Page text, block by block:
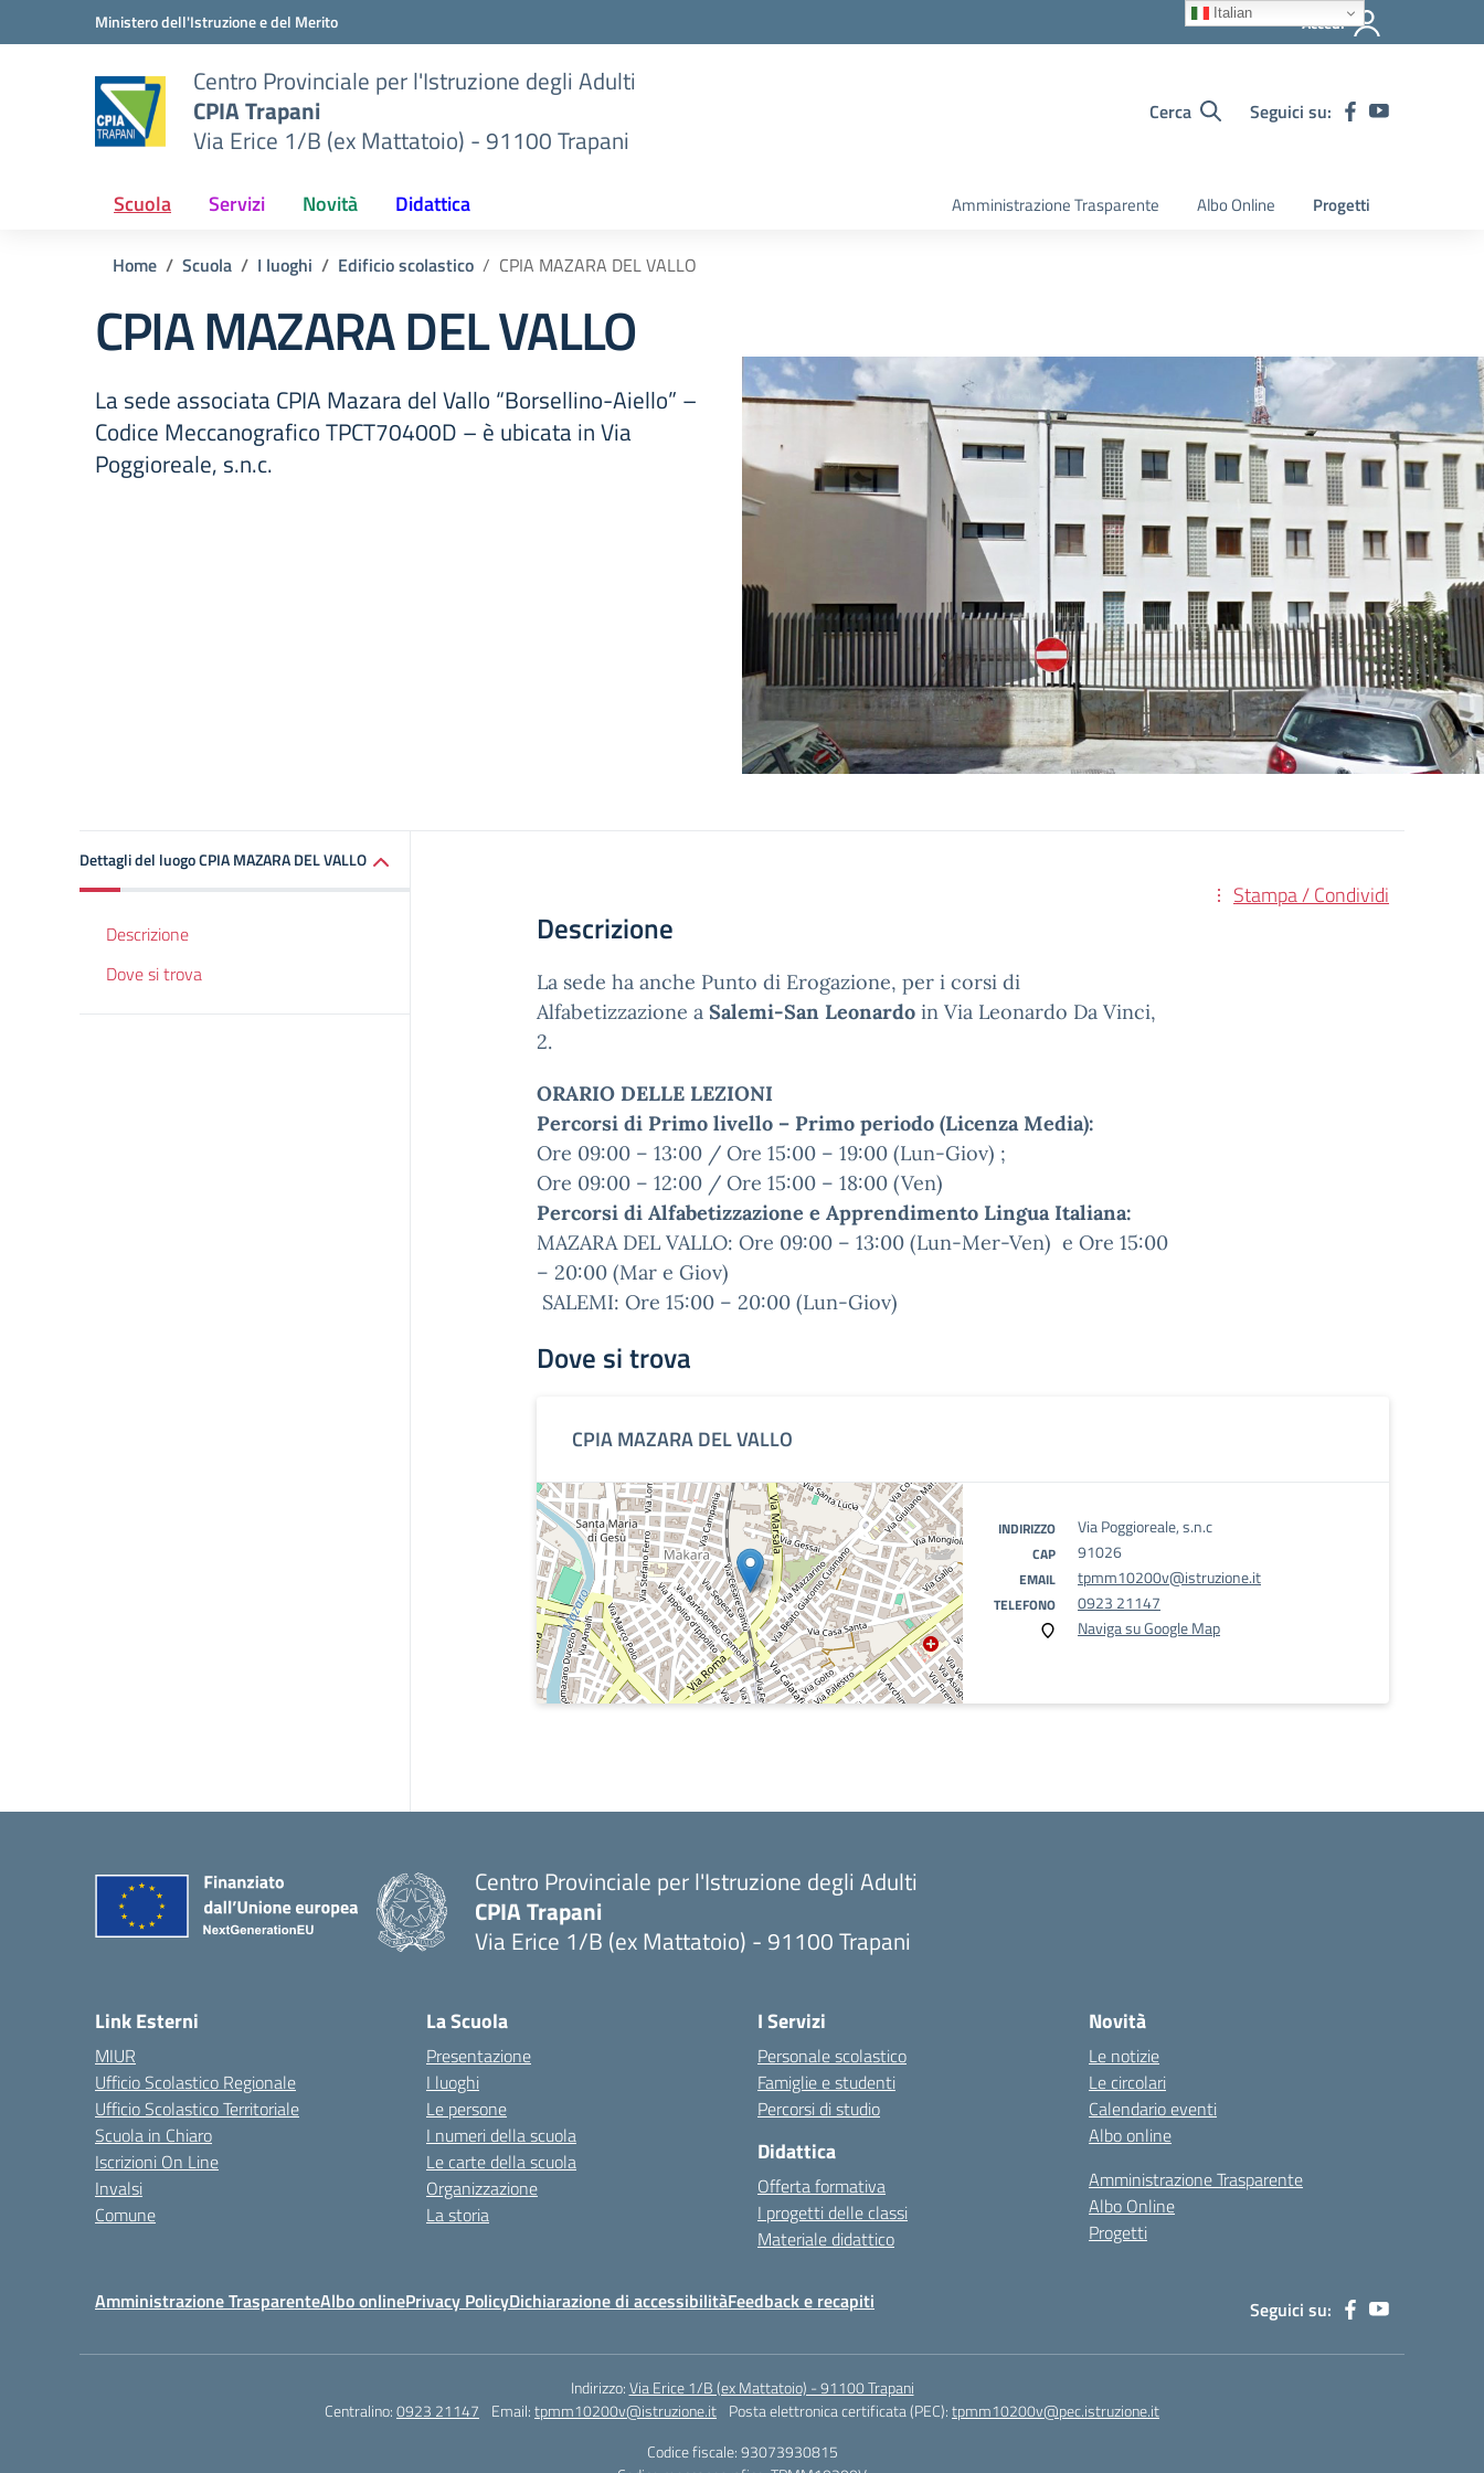
Vai ai contenuti
Vai al menu di navigazioneMinistero dell'Istruzione e del Merito Accedi
Centro Provinciale per l'Istruzione degli Adulti
CPIA Trapani
Via Erice 1/B (ex Mattatoio) - 91100 Trapani
Cerca Seguici su:
Scuola Servizi Novità Didattica Amministrazione Trasparente Albo Online Progetti
Home Scuola I luoghi Edificio scolastico CPIA MAZARA DEL VALLO
CPIA MAZARA DEL VALLO
La sede associata CPIA Mazara del Vallo “Borsellino-Aiello” –
Codice Meccanografico TPCT70400D – è ubicata in Via
Poggioreale, s.n.c.
Dettagli del luogo CPIA MAZARA DEL VALLO
Descrizione
Dove si trova
Stampa / Condividi
Descrizione
La sede ha anche Punto di Erogazione, per i corsi di
Alfabetizzazione a Salemi-San Leonardo in Via Leonardo Da Vinci,
2.
ORARIO DELLE LEZIONI
Percorsi di Primo livello – Primo periodo (Licenza Media):
Ore 09:00 – 13:00 / Ore 15:00 – 19:00 (Lun-Giov) ;
Ore 09:00 – 12:00 / Ore 15:00 – 18:00 (Ven)
Percorsi di Alfabetizzazione e Apprendimento Lingua Italiana:
MAZARA DEL VALLO: Ore 09:00 – 13:00 (Lun-Mer-Ven) e Ore 15:00
– 20:00 (Mar e Giov)
SALEMI: Ore 15:00 – 20:00 (Lun-Giov)
Dove si trova
CPIA MAZARA DEL VALLO
INDIRIZZO Via Poggioreale, s.n.c
CAP 91026
EMAIL tpmm10200v@istruzione.it
TELEFONO
0923 21147
Naviga su Google Map
Centro Provinciale per l'Istruzione degli Adulti
CPIA Trapani
Via Erice 1/B (ex Mattatoio) - 91100 Trapani
Link Esterni
MIUR
Ufficio Scolastico Regionale
Ufficio Scolastico Territoriale
Scuola in Chiaro
Iscrizioni On Line
Invalsi
Comune
La Scuola
Presentazione
I luoghi
Le persone
I numeri della scuola
Le carte della scuola
Organizzazione
La storia
I Servizi
Personale scolastico
Famiglie e studenti
Percorsi di studio
Didattica
Offerta formativa
I progetti delle classi
Materiale didattico
Novità
Le notizie
Le circolari
Calendario eventi
Albo online
Amministrazione Trasparente
Albo Online
Progetti
Amministrazione TrasparenteAlbo onlinePrivacy PolicyDichiarazione di accessibilitàFeedback e recapiti Seguici su:
Indirizzo:Via Erice 1/B (ex Mattatoio) - 91100 Trapani
Centralino:0923 21147 Email:tpmm10200v@istruzione.it Posta elettronica certificata (PEC):tpmm10200v@pec.istruzione.it
Codice fiscale: 93073930815
Italian